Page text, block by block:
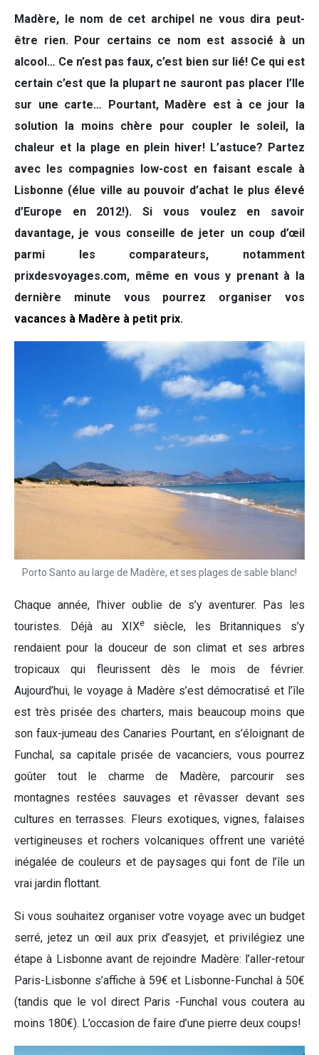
Madère, le nom de cet archipel ne vous dira peut-
être rien. Pour certains ce nom est associé à un
alcool… Ce n’est pas faux, c’est bien sur lié! Ce qui est
certain c’est que la plupart ne sauront pas placer l’Ile
sur une carte… Pourtant, Madère està ce jour la
solution la moins chère pour coupler le soleil, la
chaleur et la plage en plein hiver! L’astuce? Partez
avec les compagnies low-cost en faisant escale à
Lisbonne (élue ville au pouvoir d’achat le plus élevé
d’Europe en 2012!). Si vous voulez en savoir
davantage, je vous conseille de jeter un coup d’œil
parmi les comparateurs, notamment
prixdesvoyages.com, même en vous y prenant à la
dernière minute vous pourrez organiser vos
vacances à Madère à petit prix.
Porto Santo au large de Madère, et ses plages de sable blanc!
Chaque année, l’hiver oublie de s’y aventurer. Pas les
touristes. Déjà au XIXesiècle, les Britanniques s’y
rendaient pour la douceur de son climat et ses arbres
tropicaux qui fleurissent dès le mois de février.
Aujourd’hui, le voyage à Madère s’est démocratisé et l’île
est très prisée des charters, mais beaucoup moins que
son faux-jumeau des Canaries Pourtant, en s’éloignant de
Funchal, sa capitale prisée de vacanciers, vous pourrez
goûter tout le charme de Madère, parcourir ses
montagnes restées sauvages et rêvasser devant ses
cultures en terrasses. Fleurs exotiques, vignes, falaises
vertigineuses et rochers volcaniques offrent une variété
inégalée de couleurs et de paysages qui font de l’île un
vrai jardin flottant.
Si vous souhaitez organiser votre voyage avec un budget
serré, jetez un œil aux prix d’easyjet, et privilégiez une
étape à Lisbonne avant de rejoindre Madère: l’aller-retour
Paris-Lisbonne s’affiche à 59€ et Lisbonne-Funchal à 50€
(tandis que le vol direct Paris -Funchal vous coutera au
moins 180€). L’occasion de faire d’une pierre deux coups!